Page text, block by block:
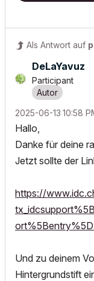
Als Antwort auf
DeLaYavuz
Participant
‎2025-06-13 10:58
Hallo,
Danke für deine
Jetzt sollte der
https://
Und zu deinem
Hintergrundstift